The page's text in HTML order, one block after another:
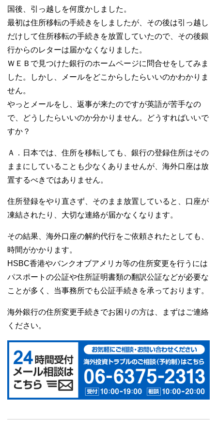
国後、引っ越しを何度かしました。
最初は住所移転の手続きをしましたが、その後は引っ越し
だけして住所移転の手続きを放置していたので、その後銀
行からのレターは届かなくなりました。
ＷＥＢで見つけた銀行のホームページに問合せをしてみま
した。しかし、メールをどこからしたらいいのかわかりま
せん。
やっとメールをし、返事が来たのですが英語が苦手なの
で、どうしたらいいのか分かりません。どうすればいいで
すか？
Ａ．日本では、住所を移転しても、銀行の登録住所はその
ままにしていることも少なくありませんが、海外口座は放
置するべきではありません。
住所登録をやり直さず、そのまま放置していると、口座が
凍結されたり、大切な連絡が届かなくなります。
その結果、海外口座の解約代行をご依頼されたとしても、
時間がかかります。
HSBC香港やバンクオブアメリカ等の住所変更を行うには
パスポートの公証や住所証明書類の翻訳公証などが必要な
ことが多く、当事務所でも公証手続きを承っております。
海外銀行の住所変更手続きでお困りの方は、まずはご連絡
ください。